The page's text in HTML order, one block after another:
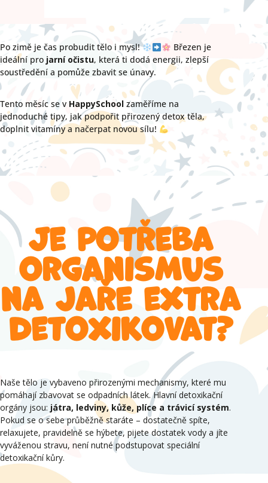
Po zimě je čas probudit tělo i mysl!
Březen je
ideální pro jarní očistu, která ti dodá energii, zlepší
soustředění a pomůže zbavit se únavy.
Tento měsíc se v HappySchool zaměříme na
jednoduché tipy, jak podpořit přirozený detox těla,
doplnit vitamíny a načerpat novou sílu!
Je potřeba
organismus
na jaře extra
detoxikovat?
Naše tělo je vybaveno přirozenými mechanismy, které mu
pomáhají zbavovat se odpadních látek. Hlavní detoxikační
orgány jsou: játra, ledviny, kůže, plíce a trávicí systém.
Pokud se o sebe průběžně staráte – dostatečně spíte,
relaxujete, pravidelně se hýbete, pijete dostatek vody a jíte
vyváženou stravu, není nutné podstupovat speciální
detoxikační kůry.